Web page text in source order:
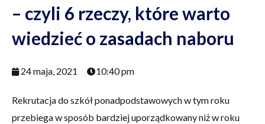
– czyli 6 rzeczy, które warto
wiedzieć o zasadach naboru
24 maja, 2021 10:40 pm
Rekrutacja do szkół ponadpodstawowych w tym roku
przebiega w sposób bardziej uporządkowany niż w roku